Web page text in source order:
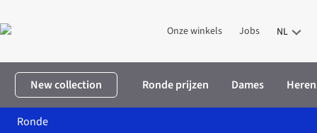
Onze winkels Jobs NL
New collection Ronde prijzen Dames Heren
Ronde